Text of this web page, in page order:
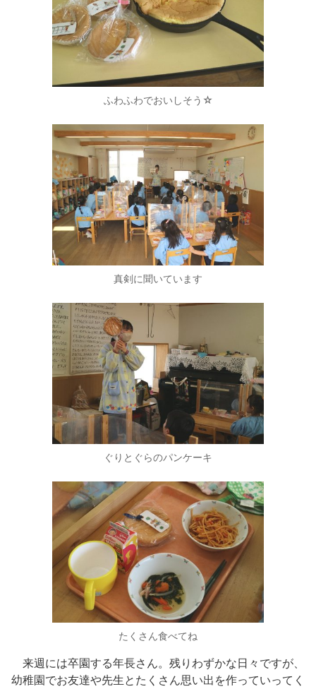
ふわふわでおいしそう☆
真剣に聞いています
ぐりとぐらのパンケーキ
たくさん食べてね
来週には卒園する年長さん。残りわずかな日々ですが、
幼稚園でお友達や先生とたくさん思い出を作っていってく